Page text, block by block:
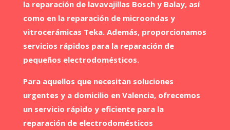
la reparación de lavavajillas Bosch y Balay, así
como en la reparación de microondas y
vitrocerámicas Teka. Además, proporcionamos
servicios rápidos para la reparación de
pequeños electrodomésticos.
Para aquellos que necesitan soluciones
urgentes y a domicilio en Valencia, ofrecemos
un servicio rápido y eficiente para la
reparación de electrodomésticos